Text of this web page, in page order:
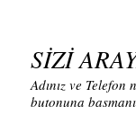
SİZİ
Adınız ve Telefon
butonuna